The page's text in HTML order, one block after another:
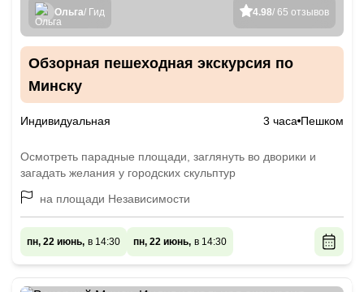
4.98/ 65 отзывов
Ольга/ Гид
Обзорная пешеходная экскурсия по
Минску
Индивидуальная 3 часа Пешком
Осмотреть парадные площади, заглянуть во дворики и
загадать желания у городских скульптур
на площади Независимости
пн, 22 июнь, в 14:30 пн, 22 июнь, в 14:30